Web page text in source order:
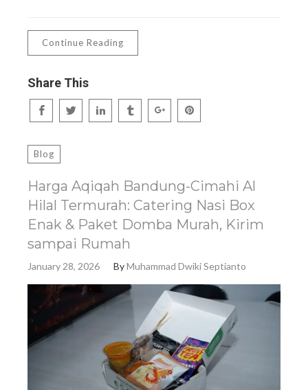
Continue Reading
Share This
Blog
Harga Aqiqah Bandung-Cimahi Al
Hilal Termurah: Catering Nasi Box
Enak & Paket Domba Murah, Kirim
sampai Rumah
January 28, 2026 ByMuhammad Dwiki Septianto